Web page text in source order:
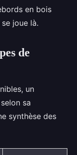
en bois
joue là.
de
un
sa
synthèse des